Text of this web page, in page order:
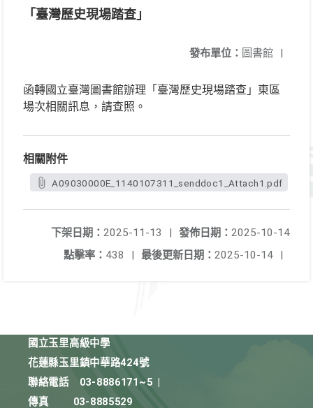
「臺灣歷史現場踏查」
發布單位： 圖書館 |
函轉國立臺灣圖書館辦理「臺灣歷史現場踏查」東區
場次相關訊息，請查照。
相關附件
A09030000E_1140107311_senddoc1_Attach1.pdf
發佈日期： 2025-10-14
下架日期： 2025-11-13
|
最後更新日期： 2025-10-14 |
點擊率： 438 |
國立玉里高級中學
花蓮縣玉里鎮中華路424號
聯絡電話
03-8886171~5
傳真
03-8885529